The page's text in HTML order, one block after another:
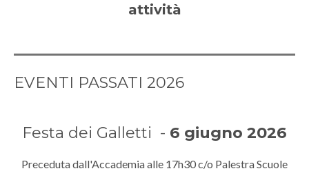
attività
EVENTI PASSATI 2026
Festa dei Galletti - 6 giugno 2026
Preceduta dall'Accademia alle 17h30 c/o Palestra Scuole